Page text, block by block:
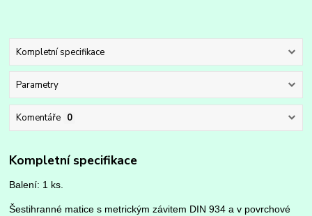
Kompletní specifikace
Parametry
Komentáře 0
Kompletní specifikace
Balení: 1 ks.
Šestihranné matice s metrickým závitem DIN 934 a v povrchové